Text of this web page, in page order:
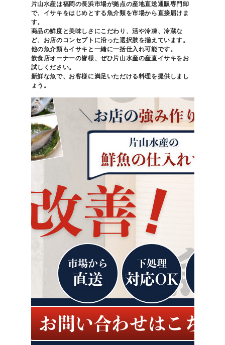
片山水産は福岡の長浜市場が拠点の産地直送通販専門卸
で、イサキをはじめとする魚介類を市場から直接届けま
す。
商品の鮮度と美味しさにこだわり、活や冷凍、冷蔵な
ど、お店のコンセプトに沿った選択肢を揃えています。
他の魚介類もイサキと一緒に一括仕入れ可能です。
飲食店オーナーの皆様、ぜひ片山水産の産直イサキをお
試しください。
新鮮な魚で、お客様に満足いただける料理を提供しまし
ょう。